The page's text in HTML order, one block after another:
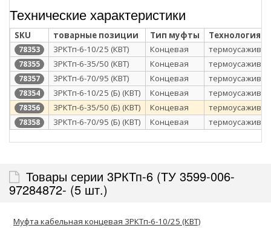
Технические характеристики
SKU товарные позиции Тип муфты Технология
78353 3РКТп-6-10/25 (КВТ) Концевая
78355 3РКТп-6-35/50 (КВТ) Концевая
78357 3РКТп-6-70/95 (КВТ) Концевая
78354 3РКТп-6-10/25 (Б) (КВТ) Концевая
78356 3РКТп-6-35/50 (Б) (КВТ) Концевая
78358 3РКТп-6-70/95 (Б) (КВТ) Концевая
Товары серии 3РКТп-6 (ТУ 3599-006-
97284872- (5 шт.)
Муфта кабельная концевая 3РКТп-6-10/25 (КВТ)